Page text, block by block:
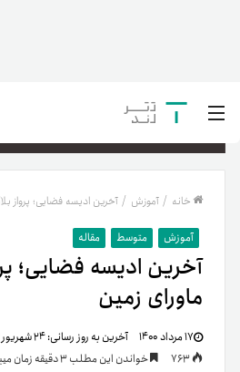
خانه / آموزش / آخرین ادیسه فضایی؛ پرواز
آموزش متوسط مقاله
آخرین ادیسه فضایی؛
ماورای زمین
۱۷ مرداد ۱۴۰۰ آخرین به روز رسانی:۲۴ شهریور ۱۴۰۳
خواندن این مطلب 3 دقیقه زمان میبرد